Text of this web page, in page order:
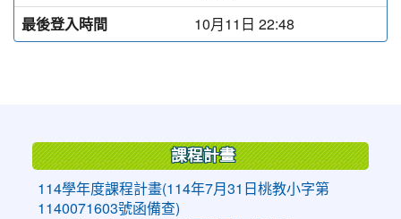
最後登入時間
10月11日 22:48
課程計畫
114學年度課程計畫(114年7月31日桃教小字第
1140071603號函備查)